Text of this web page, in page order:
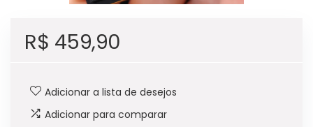
R$ 459,90
Adicionar a lista de desejos
Adicionar para comparar